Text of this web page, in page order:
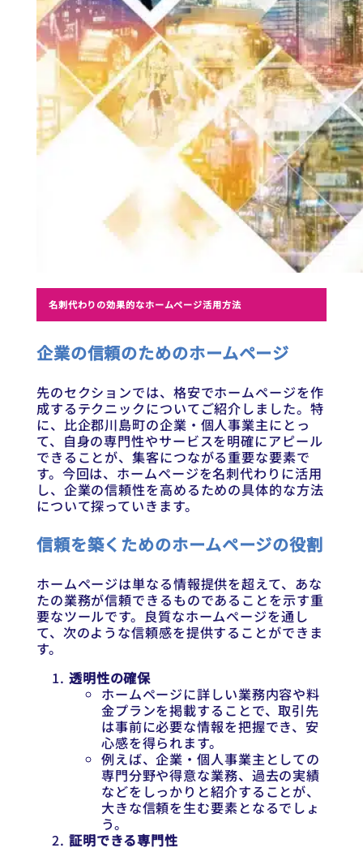
名刺代わりの効果的なホームページ活用方法
企業の信頼のためのホームページ
先のセクションでは、格安でホームページを作
成するテクニックについてご紹介しました。特
に、比企郡川島町の企業・個人事業主にとっ
て、自身の専門性やサービスを明確にアピール
できることが、集客につながる重要な要素で
す。今回は、ホームページを名刺代わりに活用
し、企業の信頼性を高めるための具体的な方法
について探っていきます。
信頼を築くためのホームページの役割
ホームページは単なる情報提供を超えて、あな
たの業務が信頼できるものであることを示す重
要なツールです。良質なホームページを通し
て、次のような信頼感を提供することができま
す。
透明性の確保
ホームページに詳しい業務内容や料
金プランを掲載することで、取引先
は事前に必要な情報を把握でき、安
心感を得られます。
例えば、企業・個人事業主としての
専門分野や得意な業務、過去の実績
などをしっかりと紹介することが、
大きな信頼を生む要素となるでしょ
う。
証明できる専門性